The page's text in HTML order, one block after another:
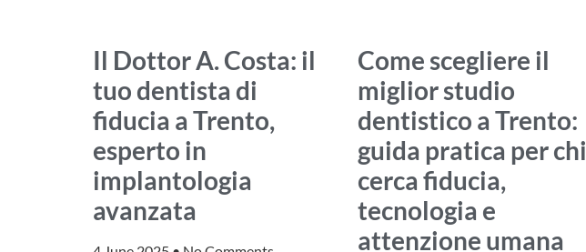
Il Dottor A. Costa: il
tuo dentista di
fiducia a Trento,
esperto in
implantologia
avanzata
Come scegliere il
miglior studio
dentistico a Trento:
guida pratica per chi
cerca fiducia,
tecnologia e
attenzione umana